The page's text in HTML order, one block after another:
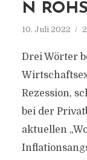
N
10. Juli 2022
Drei Wörter
Rezession,
bei der
aktuellen